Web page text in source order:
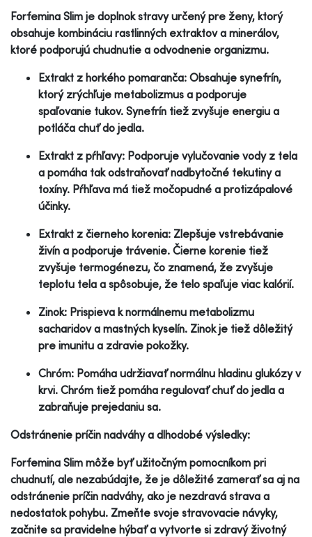
Forfemina Slim je doplnok stravy určený pre ženy, ktorý
obsahuje kombináciu rastlinných extraktov a minerálov,
ktoré podporujú chudnutie a odvodnenie organizmu.
Extrakt z horkého pomaranča: Obsahuje synefrín,
ktorý zrýchľuje metabolizmus a podporuje
spaľovanie tukov. Synefrín tiež zvyšuje energiu a
potláča chuť do jedla.
Extrakt z pŕhľavy: Podporuje vylučovanie vody z tela
a pomáha tak odstraňovať nadbytočné tekutiny a
toxíny. Pŕhľava má tiež močopudné a protizápalové
účinky.
Extrakt z čierneho korenia: Zlepšuje vstrebávanie
živín a podporuje trávenie. Čierne korenie tiež
zvyšuje termogénezu, čo znamená, že zvyšuje
teplotu tela a spôsobuje, že telo spaľuje viac kalórií.
Zinok: Prispieva k normálnemu metabolizmu
sacharidov a mastných kyselín. Zinok je tiež dôležitý
pre imunitu a zdravie pokožky.
Chróm: Pomáha udržiavať normálnu hladinu glukózy v
krvi. Chróm tiež pomáha regulovať chuť do jedla a
zabraňuje prejedaniu sa.
Odstránenie príčin nadváhy a dlhodobé výsledky:
Forfemina Slim môže byť užitočným pomocníkom pri
chudnutí, ale nezabúdajte, že je dôležité zamerať sa aj na
odstránenie príčin nadváhy, ako je nezdravá strava a
nedostatok pohybu. Zmeňte svoje stravovacie návyky,
začnite sa pravidelne hýbať a vytvorte si zdravý životný